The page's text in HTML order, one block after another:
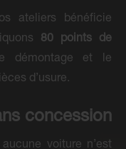
ateliers bénéficie
80 points de
démontage et le
d’usure.
concession
voiture n’est